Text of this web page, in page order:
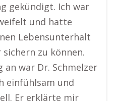
gekündigt. Ich war
und hatte
Lebensunterhalt
zu können.
an war Dr. Schmelzer
einfühlsam und
Er erklärte mir